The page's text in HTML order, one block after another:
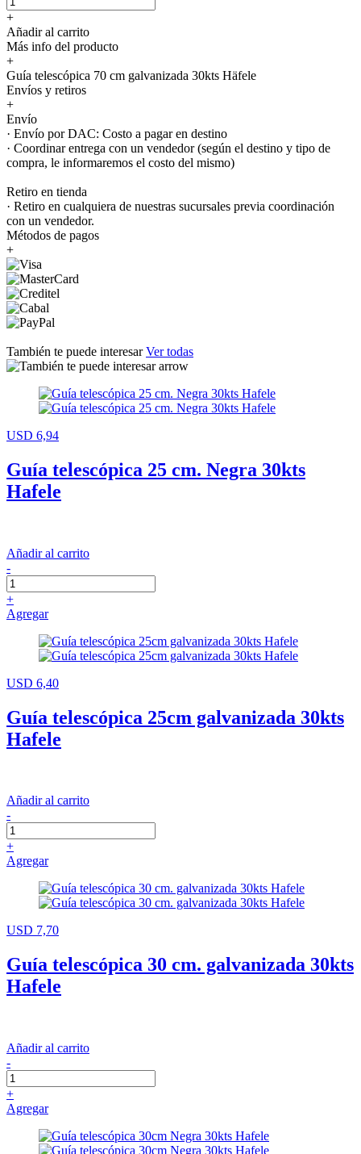
+
Añadir al carrito
Más info del producto
+
Guía telescópica 70 cm galvanizada 30kts Häfele
Envíos y retiros
+
Envío
· Envío por DAC: Costo a pagar en destino
· Coordinar entrega con un vendedor (según el destino y tipo de
compra, le informaremos el costo del mismo)
Retiro en tienda
· Retiro en cualquiera de nuestras sucursales previa coordinación
con un vendedor.
Métodos de pagos
+
También te puede interesarVer todas
USD 6,94
Guía telescópica 25 cm. Negra 30kts
Hafele
Añadir al carrito
-
+
Agregar
USD 6,40
Guía telescópica 25cm galvanizada 30kts
Hafele
Añadir al carrito
-
+
Agregar
USD 7,70
Guía telescópica 30 cm. galvanizada 30kts
Hafele
Añadir al carrito
-
+
Agregar